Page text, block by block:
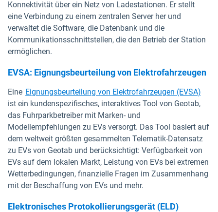
Konnektivität über ein Netz von Ladestationen. Er stellt
eine Verbindung zu einem zentralen Server her und
verwaltet die Software, die Datenbank und die
Kommunikationsschnittstellen, die den Betrieb der Station
ermöglichen.
EVSA: Eignungsbeurteilung von Elektrofahrzeugen
Eine Eignungsbeurteilung von Elektrofahrzeugen (EVSA)
ist ein kundenspezifisches, interaktives Tool von Geotab,
das Fuhrparkbetreiber mit Marken- und
Modellempfehlungen zu EVs versorgt. Das Tool basiert auf
dem weltweit größten gesammelten Telematik-Datensatz
zu EVs von Geotab und berücksichtigt: Verfügbarkeit von
EVs auf dem lokalen Markt, Leistung von EVs bei extremen
Wetterbedingungen, finanzielle Fragen im Zusammenhang
mit der Beschaffung von EVs und mehr.
Elektronisches Protokollierungsgerät (ELD)